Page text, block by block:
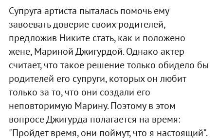
Супруга артиста пыталась помочь ему
завоевать доверие своих родителей,
предложив Никите стать, как и положено
жене, Мариной Джигурдой. Однако актер
считает, что такое решение только обидело бы
родителей его супруги, которых он любит
только за то, что они создали его
неповторимую Марину. Поэтому в этом
вопросе Джигурда полагается на время:
"Пройдет время, они поймут, что я настоящий".